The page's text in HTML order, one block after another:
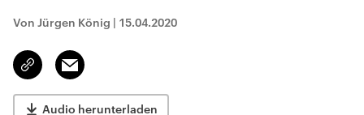
Von Jürgen König | 15.04.2020
Link
kopieren/teilen
Email
Audio herunterladen